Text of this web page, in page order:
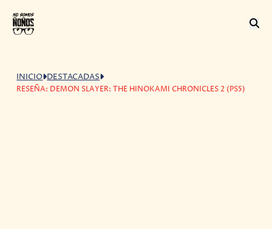
INICIO DESTACADAS
RESEÑA: DEMON SLAYER: THE HINOKAMI CHRONICLES 2 (PS5)